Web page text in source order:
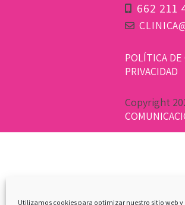
Utilizamos cookies para optimizar nuestro sitio web y
662 211
POLÍTICA DE
PRIVACIDAD
Copyright